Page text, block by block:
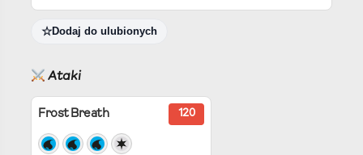
Dodaj do ulubionych
Ataki
Frost Breath 120